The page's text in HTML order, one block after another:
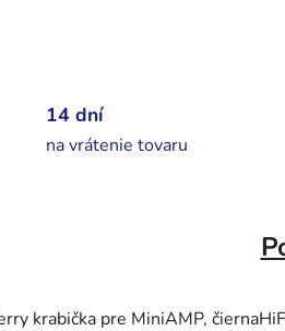
14 dní
na vrátenie tovaru
krabička pre MiniAMP,